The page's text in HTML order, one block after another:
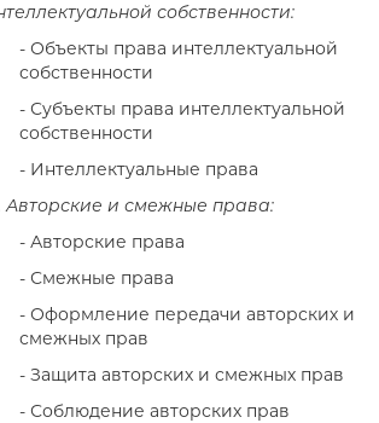
собственности:
- Объекты права интеллектуальной
собственности
- Субъекты права интеллектуальной
собственности
- Интеллектуальные права
Авторские и смежные права:
- Авторские права
- Смежные права
- Оформление передачи авторских и
смежных прав
- Защита авторских и смежных прав
- Соблюдение авторских прав